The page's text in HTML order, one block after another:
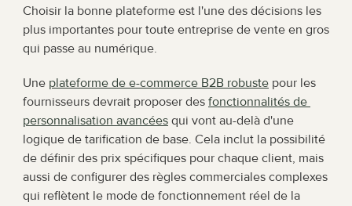
Choisir la bonne plateforme est l'une des décisions les
plus importantes pour toute entreprise de vente en gros
qui passe au numérique.
Une plateforme de e-commerce B2B robuste pour les
fournisseurs devrait proposer des fonctionnalités de
personnalisation avancées qui vont au-delà d'une
logique de tarification de base. Cela inclut la possibilité
de définir des prix spécifiques pour chaque client, mais
aussi de configurer des règles commerciales complexes
qui reflètent le mode de fonctionnement réel de la